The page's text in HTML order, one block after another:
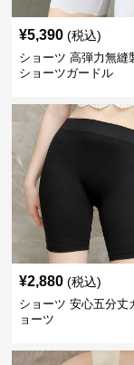
¥5,390 (税込)
ショーツ 高弾力無縫
ショーツガードル
¥2,880 (税込)
ショーツ 安心五分丈
ョーツ